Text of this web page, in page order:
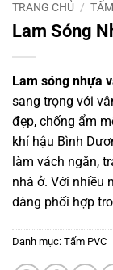
TRANG CHỦ /
Lam Sóng
Lam sóng nhựa
sang trọng với
đẹp, chống ẩm
khí hậu Bình
làm vách ngăn,
nhà ở. Với nhiều
dàng phối hợp
Danh mục: Tấm PVC